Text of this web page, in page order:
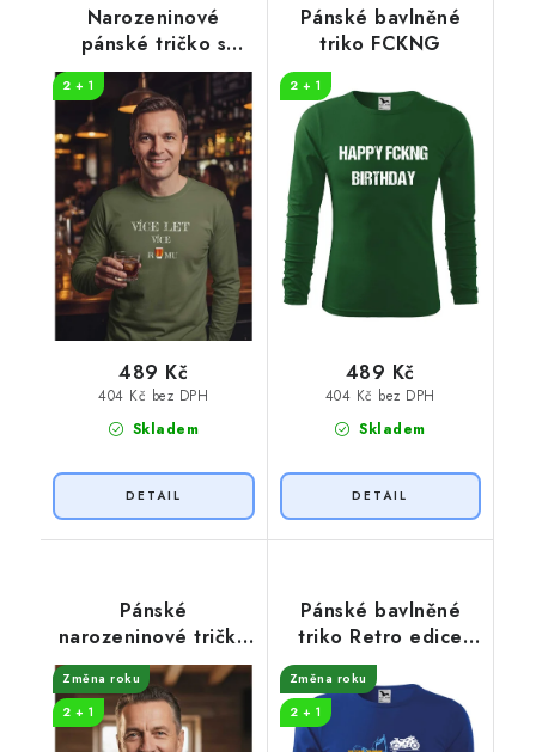
Narozeninové
pánské tričko s
potiskem Více rumu
2 + 1
Skladem
404 Kč bez DPH
489 Kč
Pánské bavlněné
triko FCKNG
2 + 1
Skladem
404 Kč bez DPH
489 Kč
Pánské
narozeninové tričko
s potiskem Legenda
Změna roku
2 + 1
Pánské bavlněné
triko Retro edice
motorka
Změna roku
2 + 1